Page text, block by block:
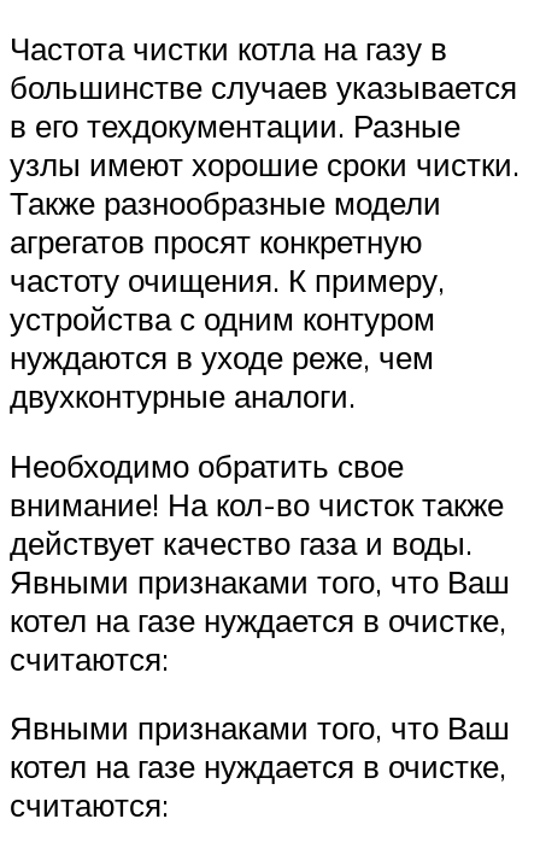
Частота чистки котла на газу в
большинстве случаев указывается
в его техдокументации. Разные
узлы имеют хорошие сроки чистки.
Также разнообразные модели
агрегатов просят конкретную
частоту очищения. К примеру,
устройства с одним контуром
нуждаются в уходе реже, чем
двухконтурные аналоги.
Необходимо обратить свое
внимание! На кол-во чисток также
действует качество газа и воды.
Явными признаками того, что Ваш
котел на газе нуждается в очистке,
считаются:
Явными признаками того, что Ваш
котел на газе нуждается в очистке,
считаются: